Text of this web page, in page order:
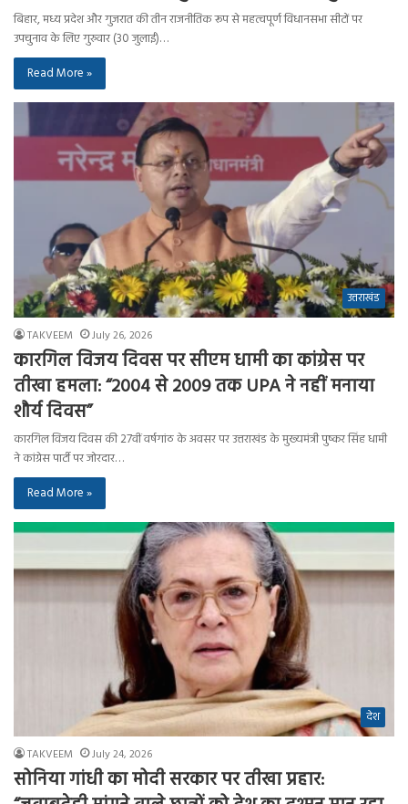
बिहार, मध्य प्रदेश और गुजरात की तीन राजनीतिक रूप से महत्वपूर्ण विधानसभा सीटों पर
उपचुनाव के लिए गुरुवार (30 जुलाई)…
Read More »
उत्तराखंड
TAKVEEM July 26, 2026
कारगिल विजय दिवस पर सीएम धामी का कांग्रेस पर
तीखा हमला: “2004 से 2009 तक UPA ने नहीं मनाया
शौर्य दिवस”
कारगिल विजय दिवस की 27वीं वर्षगांठ के अवसर पर उत्तराखंड के मुख्यमंत्री पुष्कर सिंह धामी
ने कांग्रेस पार्टी पर जोरदार…
Read More »
देश
TAKVEEM July 24, 2026
सोनिया गांधी का मोदी सरकार पर तीखा प्रहार: